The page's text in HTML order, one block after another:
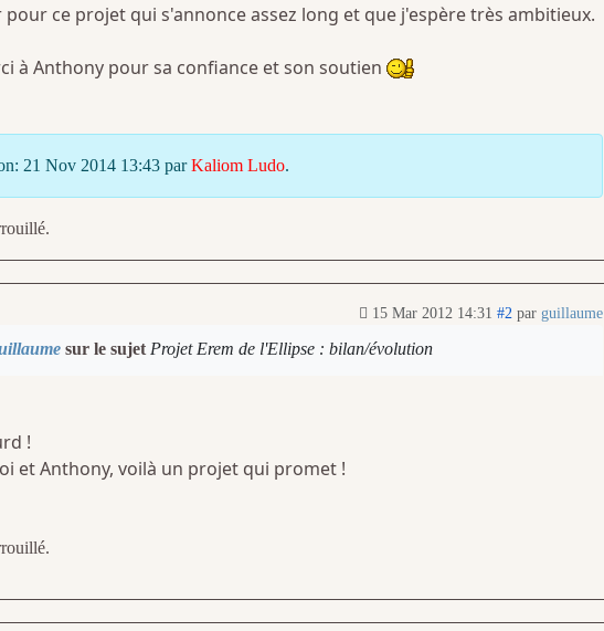
ce projet qui s'annonce assez long et que j'espère très ambitieux.
à Anthony pour sa confiance et son soutien
21 Nov 2014 13:43 parKaliom Ludo.
15 Mar 2012 14:31 #2 par guillaume
sur le sujet Projet Erem de l'Ellipse : bilan/évolution
!
et Anthony, voilà un projet qui promet !